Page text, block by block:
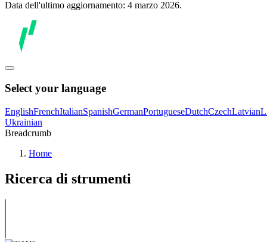
Data dell'ultimo aggiornamento: 4 marzo 2026.
Select your language
EnglishFrenchItalianSpanishGermanPortugueseDutchCzechLatvian
Ukrainian
Breadcrumb
Home
Ricerca di strumenti